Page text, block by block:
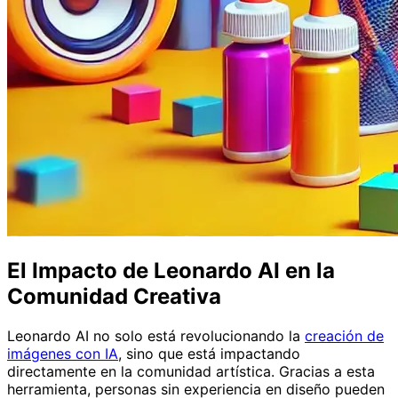
El Impacto de Leonardo AI en la
Comunidad Creativa
Leonardo AI no solo está revolucionando la creación de
imágenes con IA, sino que está impactando
directamente en la comunidad artística. Gracias a esta
herramienta, personas sin experiencia en diseño pueden